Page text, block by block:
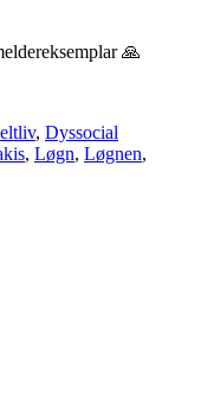
🙏
, Dyssocial
, Løgn, Løgnen,